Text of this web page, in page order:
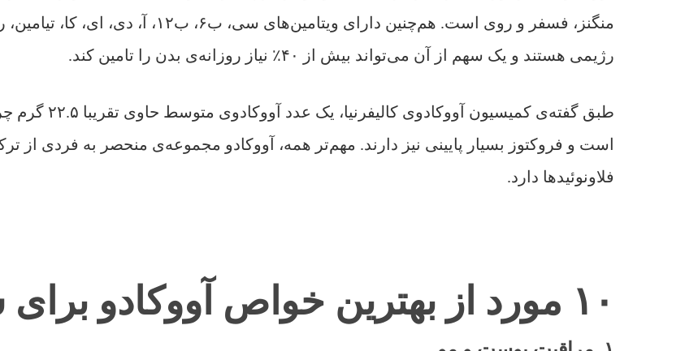
منگنز، فسفر و روی است. هم‌چنین دارای
رژیمی هستند و یک سهم از آن می‌تواند بیش از ۴۰٪ نیاز روزانه‌ی بدن را تامین کند.
طبق گفته‌ی
است و فروکتوز بسیار پایینی نیز دارند. مهم‌تر همه، آووکادو مجموعه‌ی منحصر به فردی از
فلاونوئیدها دارد.
۱۰ مورد از بهترین خواص آووکادو برای سلامتی و زیبایی: